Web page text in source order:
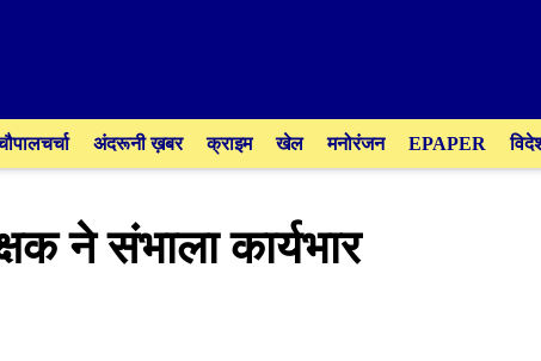
अंदरूनी ख़बर क्राइम खेल मनोरंजन EPAPER
ने संभाला कार्यभार